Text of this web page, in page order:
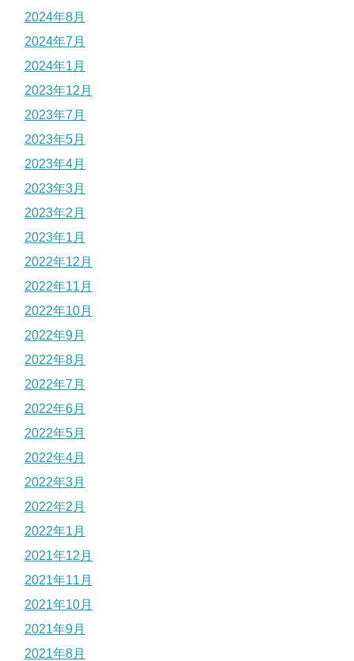
2024年8月
2024年7月
2024年1月
2023年12月
2023年7月
2023年5月
2023年4月
2023年3月
2023年2月
2023年1月
2022年12月
2022年11月
2022年10月
2022年9月
2022年8月
2022年7月
2022年6月
2022年5月
2022年4月
2022年3月
2022年2月
2022年1月
2021年12月
2021年11月
2021年10月
2021年9月
2021年8月